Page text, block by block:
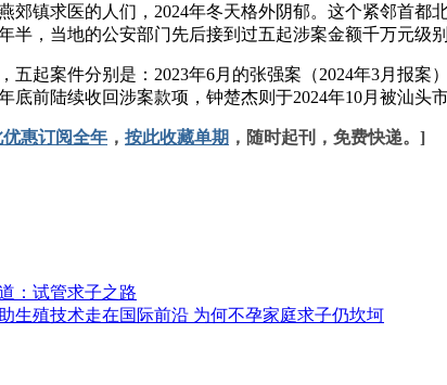
镇求医的人们，2024年冬天格外阴郁。这个紧邻首都
半，当地的公安部门先后接到过五起涉案金额千万元级
案件分别是：2023年6月的张强案（2024年3月报案
底前陆续收回涉案款项，钟楚杰则于2024年10月被汕
惠订阅全年 ， 按此收藏单期 ，随时起刊，免费快递。]
：试管求子之路
生殖技术走在国际前沿 为何不孕家庭求子仍坎坷